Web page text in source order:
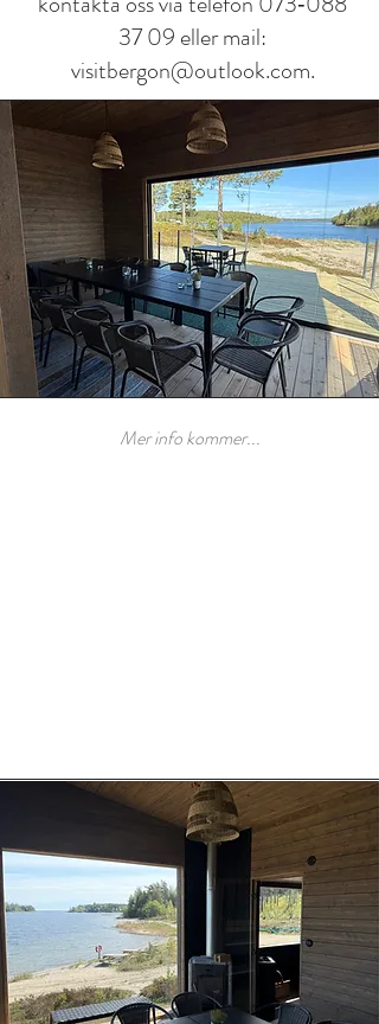
37 09 eller mail:
visitbergon@outlook.com.
Mer info kommer...